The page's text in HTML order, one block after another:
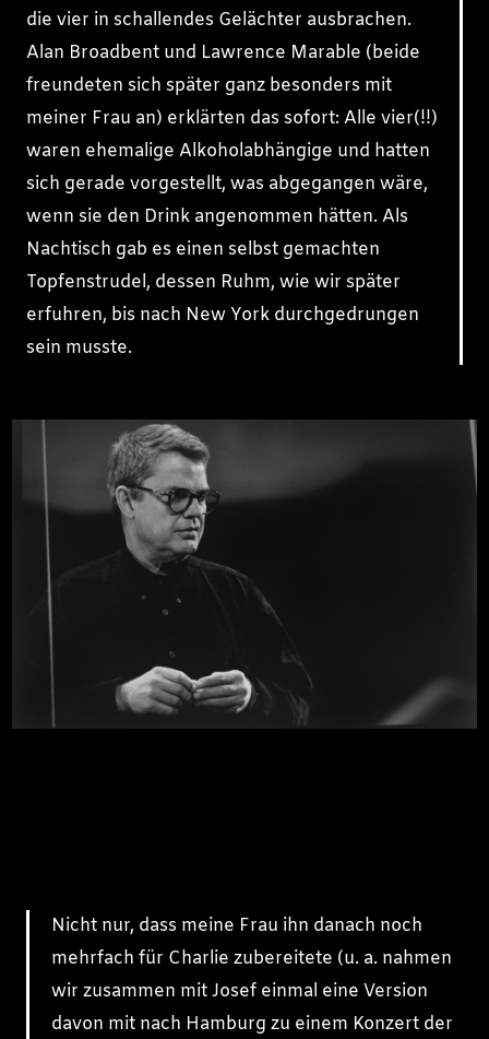
die vier in schallendes Gelächter ausbrachen.
Alan Broadbent und Lawrence Marable (beide
freundeten sich später ganz besonders mit
meiner Frau an) erklärten das sofort: Alle vier(!!)
waren ehemalige Alkoholabhängige und hatten
sich gerade vorgestellt, was abgegangen wäre,
wenn sie den Drink angenommen hätten. Als
Nachtisch gab es einen selbst gemachten
Topfenstrudel, dessen Ruhm, wie wir später
erfuhren, bis nach New York durchgedrungen
sein musste.
Nicht nur, dass meine Frau ihn danach noch
mehrfach für Charlie zubereitete (u. a. nahmen
wir zusammen mit Josef einmal eine Version
davon mit nach Hamburg zu einem Konzert der